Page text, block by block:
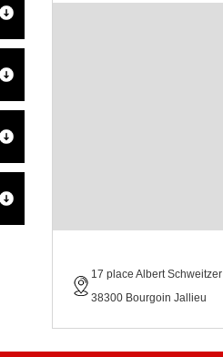
17 place Albert Schweitzer
38300 Bourgoin Jallieu